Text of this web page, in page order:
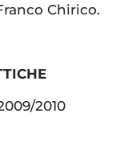
Chirico.
2010